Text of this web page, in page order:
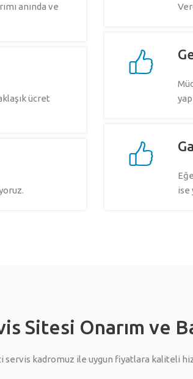
anında ve
ücret
ise
Sitesi Onarım ve
servis kadromuz ile uygun fiyatlara kaliteli